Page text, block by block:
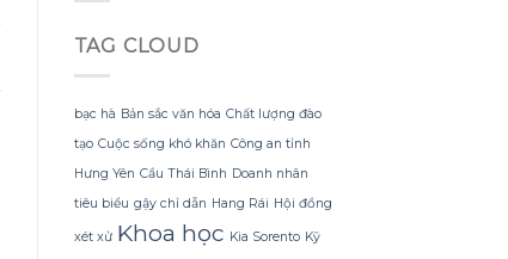
Quyết
Tắm
Gội
Gừng
TAG CLOUD
bạc hà Bản sắc văn hóa Chất lượng đào
tạo Cuộc sống khó khăn Công an tỉnh
Hưng Yên Cầu Thái Bình Doanh nhân
tiêu biểu gậy chỉ dẫn Hang Rái Hội đồng
xét xử Khoa học Kia Sorento Kỹ